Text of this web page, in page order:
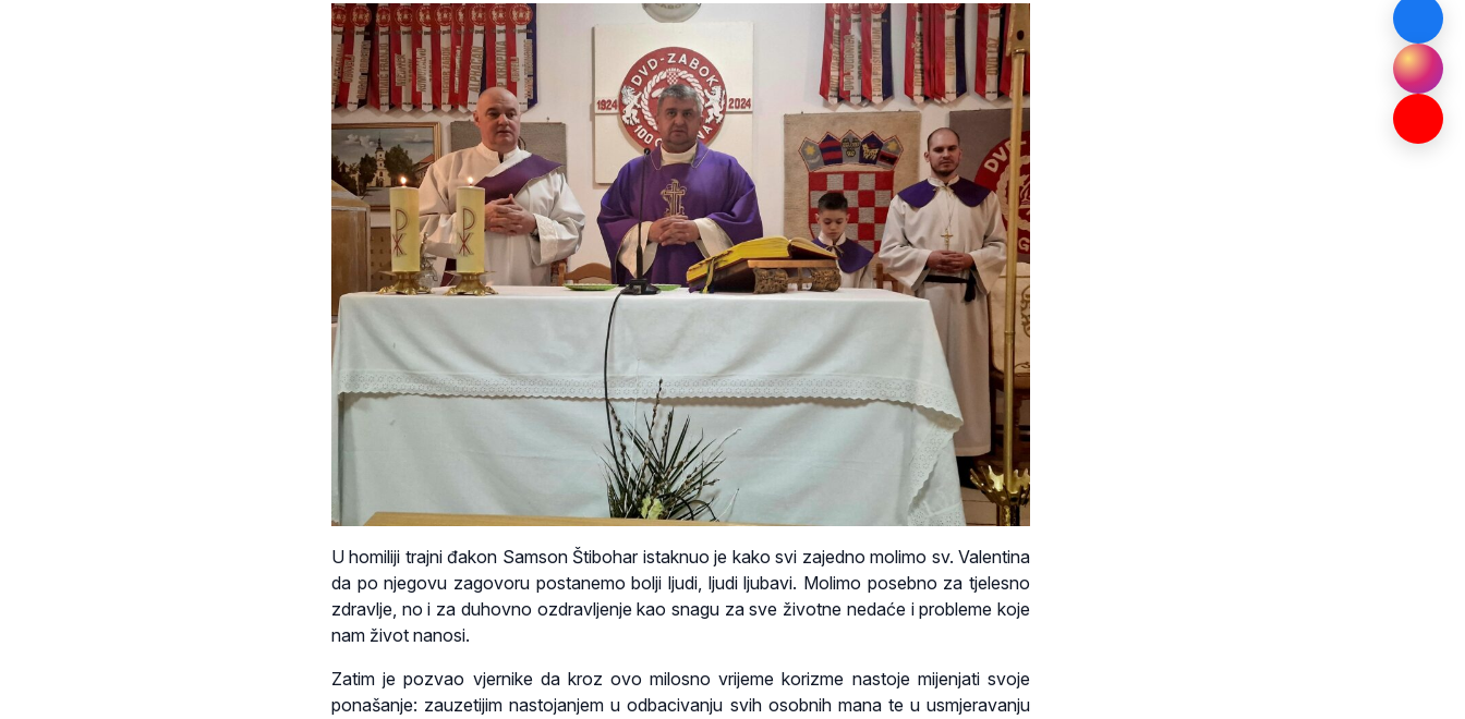
U homiliji trajni đakon Samson Štibohar istaknuo je kako svi zajedno molimo sv. Valentina
da po njegovu zagovoru postanemo bolji ljudi, ljudi ljubavi. Molimo posebno za tjelesno
zdravlje, no i za duhovno ozdravljenje kao snagu za sve životne nedaće i probleme koje
nam život nanosi.
Zatim je pozvao vjernike da kroz ovo milosno vrijeme korizme nastoje mijenjati svoje
ponašanje: zauzetijim nastojanjem u odbacivanju svih osobnih mana te u usmjeravanju